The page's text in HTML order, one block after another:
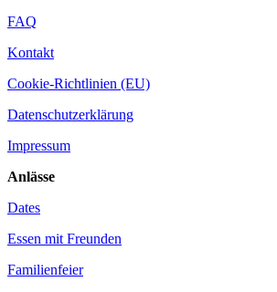
FAQ
Kontakt
Cookie-Richtlinien (EU)
Datenschutzerklärung
Impressum
Anlässe
Dates
Essen mit Freunden
Familienfeier